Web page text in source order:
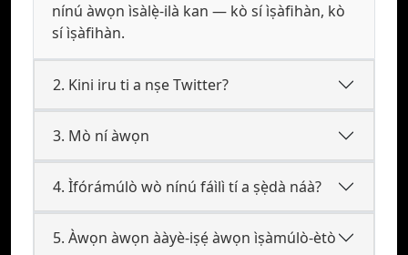
nínú àwọn ìsàlẹ̀-ilà kan — kò sí ìṣàfihàn, kò
sí ìṣàfihàn.
2. Kini iru ti a nṣe Twitter?
3. Mò ní àwọn
4. Ìfórámúlò wò nínú fáìlì tí a ṣẹ̀dà náà?
5. Àwọn àwọn ààyè-iṣẹ́ àwọn ìṣàmúlò-ètò